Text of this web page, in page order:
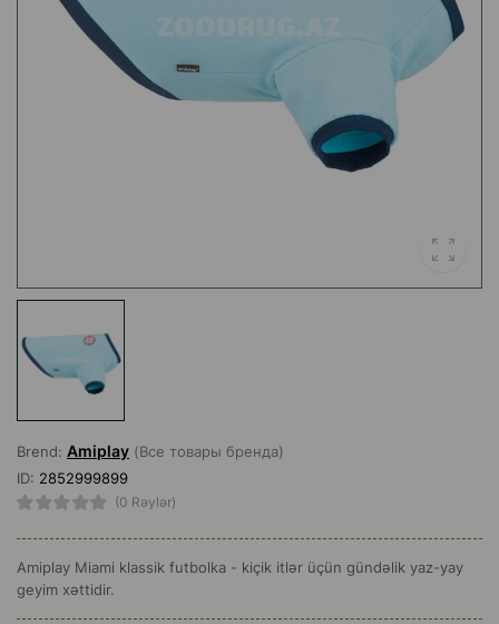
Brend: Amiplay (Все товары бренда)
ID: 2852999899
(0 Rəylər)
Amiplay Miami klassik futbolka - kiçik itlər üçün gündəlik yaz-yay
geyim xəttidir.